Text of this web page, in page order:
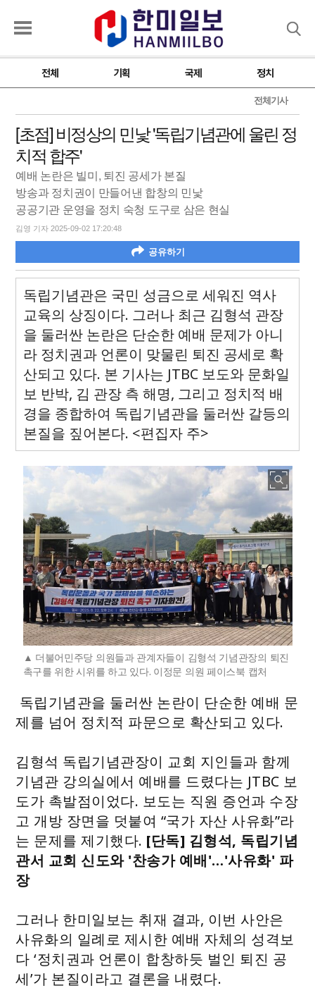
전체 기획 국제 정치
전체기사
[초점] 비정상의 민낯 '독립기념관에 울린 정
치적 합주'
예배 논란은 빌미, 퇴진 공세가 본질
방송과 정치권이 만들어낸 합창의 민낯
공공기관 운영을 정치 숙청 도구로 삼은 현실
김영 기자 2025-09-02 17:20:48
공유하기
독립기념관은 국민 성금으로 세워진 역사
교육의 상징이다. 그러나 최근 김형석 관장
을 둘러싼 논란은 단순한 예배 문제가 아니
라 정치권과 언론이 맞물린 퇴진 공세로 확
산되고 있다. 본 기사는 JTBC 보도와 문화일
보 반박, 김 관장 측 해명, 그리고 정치적 배
경을 종합하여 독립기념관을 둘러싼 갈등의
본질을 짚어본다. <편집자 주>
더불어민주당 의원들과 관계자들이 김형석 기념관장의 퇴진
촉구를 위한 시위를 하고 있다. 이정문 의원 페이스북 캡처
독립기념관을 둘러싼 논란이 단순한 예배 문
제를 넘어 정치적 파문으로 확산되고 있다.
김형석 독립기념관장이 교회 지인들과 함께
기념관 강의실에서 예배를 드렸다는 JTBC 보
도가 촉발점이었다. 보도는 직원 증언과 수장
고 개방 장면을 덧붙여 “국가 자산 사유화”라
는 문제를 제기했다. [단독] 김형석, 독립기념
관서 교회 신도와 '찬송가 예배'…'사유화' 파
장
그러나 한미일보는 취재 결과, 이번 사안은
사유화의 일례로 제시한 예배 자체의 성격보
다 ‘정치권과 언론이 합창하듯 벌인 퇴진 공
세’가 본질이라고 결론을 내렸다.